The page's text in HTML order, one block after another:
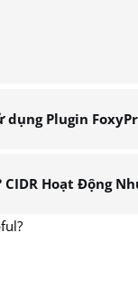
Plugin FoxyProxy trên
CIDR Hoạt Động